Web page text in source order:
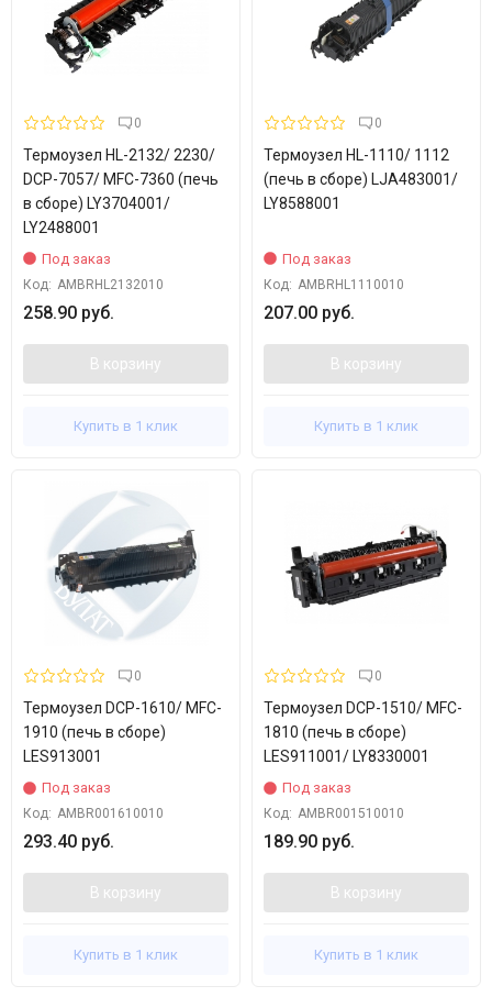
0
Термоузел HL-2132/ 2230/
DCP-7057/ MFC-7360 (печь
в сборе) LY3704001/
LY2488001
Под заказ
Код: AMBRHL2132010
258.90 руб.
В корзину
Купить в 1 клик
0
Термоузел HL-1110/ 1112
(печь в сборе) LJA483001/
LY8588001
Под заказ
Код: AMBRHL1110010
207.00 руб.
В корзину
Купить в 1 клик
0
Термоузел DCP-1610/ MFC-
1910 (печь в сборе)
LES913001
Под заказ
Код: AMBR001610010
293.40 руб.
В корзину
Купить в 1 клик
0
Термоузел DCP-1510/ MFC-
1810 (печь в сборе)
LES911001/ LY8330001
Под заказ
Код: AMBR001510010
189.90 руб.
В корзину
Купить в 1 клик